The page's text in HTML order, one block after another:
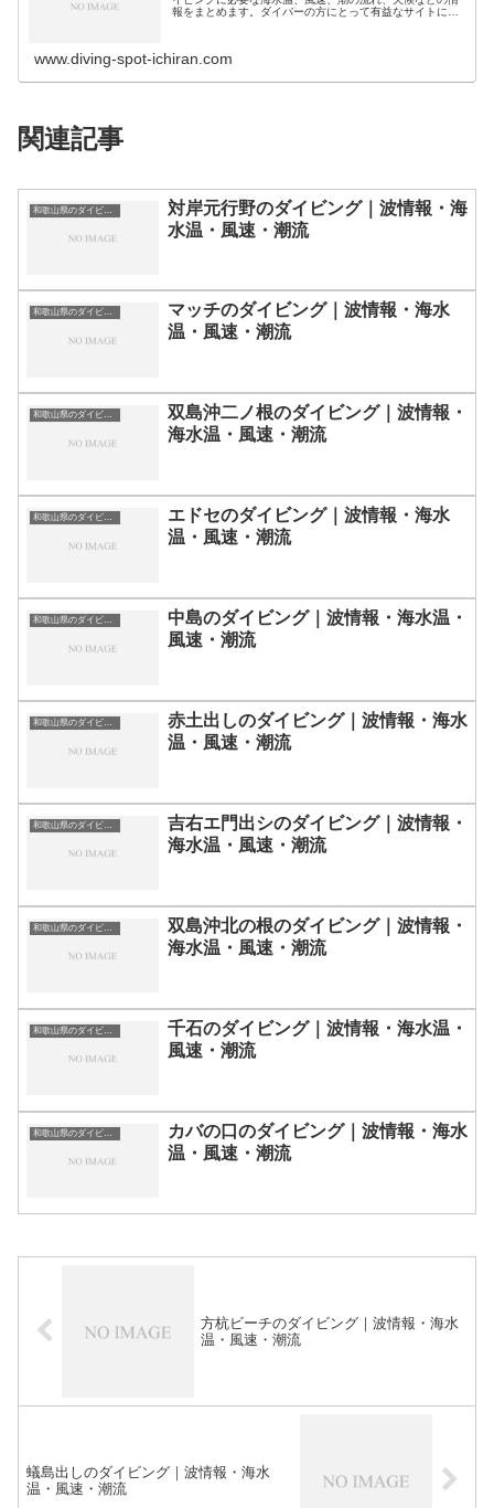
報をまとめます。ダイバーの方にとって有益なサイトにな
www.diving-spot-ichiran.com
関連記事
和歌山県のダイビングスポット・ポイント一覧
対岸元行野のダイビング｜波情報・海
水温・風速・潮流
和歌山県のダイビングスポット・ポイント一覧
マッチのダイビング｜波情報・海水
温・風速・潮流
和歌山県のダイビングスポット・ポイント一覧
双島沖二ノ根のダイビング｜波情報・
海水温・風速・潮流
和歌山県のダイビングスポット・ポイント一覧
エドセのダイビング｜波情報・海水
温・風速・潮流
和歌山県のダイビングスポット・ポイント一覧
中島のダイビング｜波情報・海水温・
風速・潮流
和歌山県のダイビングスポット・ポイント一覧
赤土出しのダイビング｜波情報・海水
温・風速・潮流
和歌山県のダイビングスポット・ポイント一覧
吉右エ門出シのダイビング｜波情報・
海水温・風速・潮流
和歌山県のダイビングスポット・ポイント一覧
双島沖北の根のダイビング｜波情報・
海水温・風速・潮流
和歌山県のダイビングスポット・ポイント一覧
千石のダイビング｜波情報・海水温・
風速・潮流
和歌山県のダイビングスポット・ポイント一覧
カバの口のダイビング｜波情報・海水
温・風速・潮流
方杭ビーチのダイビング｜波情報・海水
温・風速・潮流
蟻島出しのダイビング｜波情報・海水
温・風速・潮流